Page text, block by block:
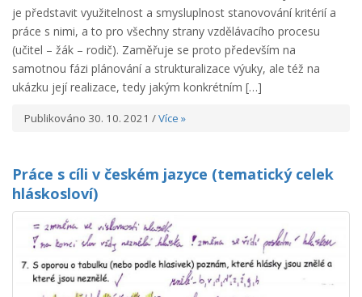
je představit využitelnost a smysluplnost stanovování kritérií a
práce s nimi, a to pro všechny strany vzdělávacího procesu
(učitel – žák – rodič). Zaměřuje se proto především na
samotnou fázi plánování a strukturalizace výuky, ale též na
ukázku její realizace, tedy jakým konkrétním […]
Publikováno 30. 10. 2021 /Více »
Práce s cíli v českém jazyce (tematický celek
hláskosloví)